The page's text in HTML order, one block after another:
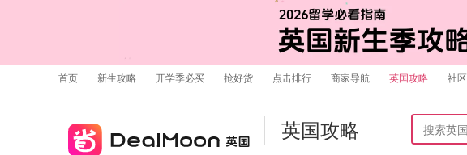
首页 新生攻略 开学季必买 抢好货 点击排行 商家导航 英国攻略 社区
英国攻略